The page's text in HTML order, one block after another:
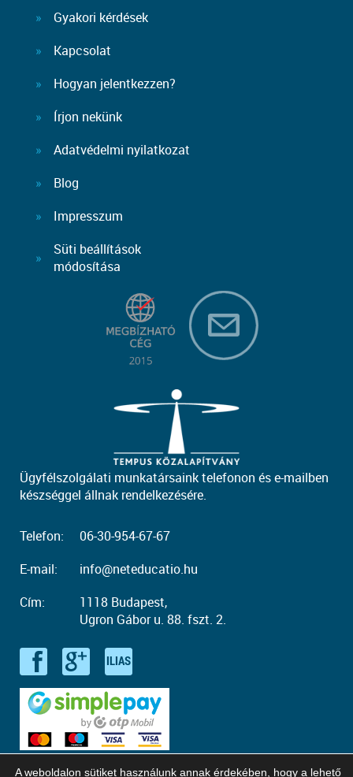
Gyakori kérdések
Kapcsolat
Hogyan jelentkezzen?
Írjon nekünk
Adatvédelmi nyilatkozat
Blog
Impresszum
Süti beállítások
módosítása
Ügyfélszolgálati munkatársaink telefonon és e-mailben
készséggel állnak rendelkezésére.
Telefon:
06-30-954-67-67
E-mail:
info@neteducatio.hu
Cím:
1118 Budapest,
Ugron Gábor u. 88. fszt. 2.
A weboldalon sütiket használunk annak érdekében, hogy a lehető